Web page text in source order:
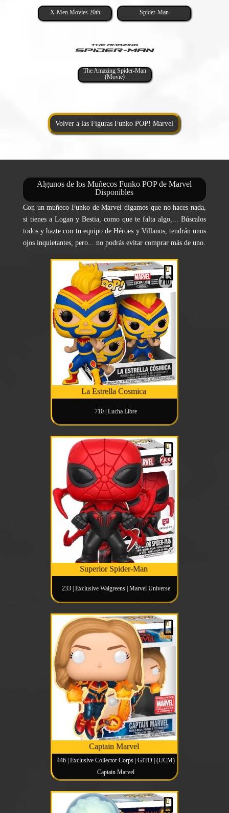
X-Men Movies 20th Spider-Man
The Amazing Spider-Man
(Movie)
Volver a las Figuras Funko POP! Marvel
Algunos de los Muñecos Funko POP de Marvel
Disponibles
Con un muñeco Funko de Marvel digamos que no haces nada,
si tienes a Logan y Bestia, como que te falta algo,... Búscalos
todos y hazte con tu equipo de Héroes y Villanos, tendrán unos
ojos inquietantes, pero... no podrás evitar comprar más de uno.
La Estrella Cosmica
710 | Lucha Libre
Superior Spider-Man
233 | Exclusive Walgreens | Marvel Universe
Captain Marvel
446 | Exclusive Collector Corps | GITD | (UCM)
Captain Marvel